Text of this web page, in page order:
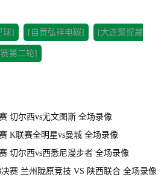
球] [自贡弘祥电碳] [大连聚惺晟
第二轮]
切尔西vs尤文图斯 全场录像
K联赛全明星vs曼城 全场录像
切尔西vs西悉尼漫步者 全场录像
赛 兰州陇原竞技 VS 陕西联合 全场录像